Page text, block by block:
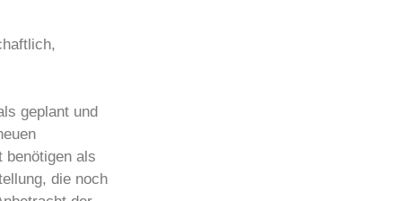
geplant und
benötigen als
die noch